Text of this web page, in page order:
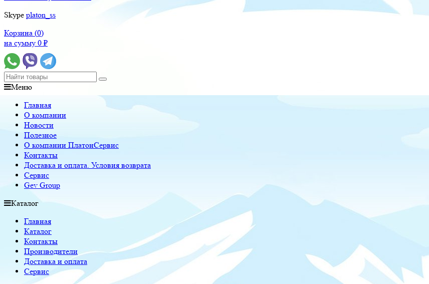
Skype platon_ss
Корзина (0)
на сумму 0 ₽
Меню
Главная
О компании
Новости
Полезное
О компании ПлатонСервис
Контакты
Доставка и оплата. Условия возврата
Сервис
Gev Group
Каталог
Главная
Каталог
Контакты
Производители
Доставка и оплата
Сервис